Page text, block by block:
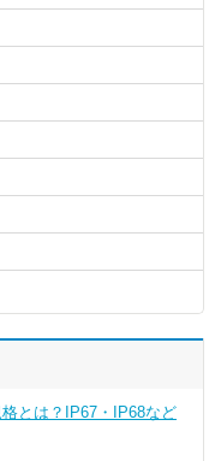
とは？IP67・IP68など